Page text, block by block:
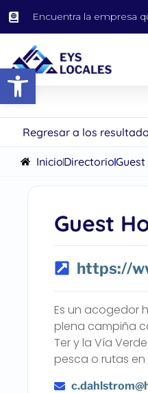
Abrir barra de herramientas
Encuentra la empresa
Regresar a los
InicioDirectorio
Guest
https://
Es un acogedor
plena campiña
Ter y la Vía
pesca o rutas